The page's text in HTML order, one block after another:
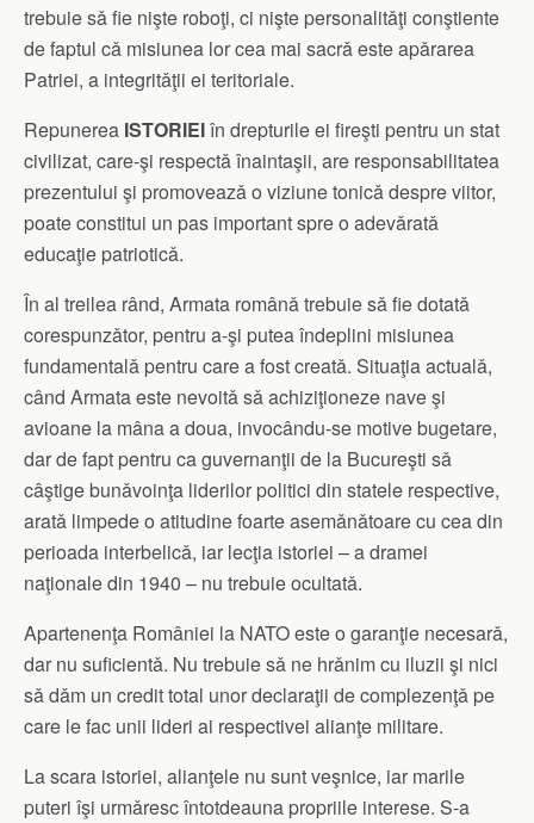
trebuie sǎ fie nişte roboţi, ci nişte personalitǎţi conştiente
de faptul cǎ misiunea lor cea mai sacrǎ este apǎrarea
Patriei, a integritǎţii ei teritoriale.
Repunerea ISTORIEIîn drepturile ei fireşti pentru un stat
civilizat, care-şi respectǎ înaintaşii, are responsabilitatea
prezentului şi promoveazǎ o viziune tonicǎ despre viitor,
poate constitui un pas important spre o adevǎratǎ
educaţie patrioticǎ.
În al treilea rând, Armata românǎ trebuie sǎ fie dotatǎ
corespunzǎtor, pentru a-şi putea îndeplini misiunea
fundamentalǎ pentru care a fost creatǎ. Situaţia actualǎ,
când Armata este nevoitǎ sǎ achiziţioneze nave şi
avioane la mâna a doua, invocându-se motive bugetare,
dar de fapt pentru ca guvernanţii de la Bucureşti sǎ
câştige bunǎvoinţa liderilor politici din statele respective,
aratǎ limpede o atitudine foarte asemǎnǎtoare cu cea din
perioada interbelicǎ, iar lecţia istoriei – a dramei
naţionale din 1940 – nu trebuie ocultatǎ.
Apartenenţa României la NATO este o garanţie necesarǎ,
dar nu suficientǎ. Nu trebuie sǎ ne hrǎnim cu iluzii şi nici
sǎ dǎm un credit total unor declaraţii de complezenţǎ pe
care le fac unii lideri ai respectivei alianţe militare.
La scara istoriei, alianţele nu sunt veşnice, iar marile
puteri îşi urmǎresc întotdeauna propriile interese. S-a